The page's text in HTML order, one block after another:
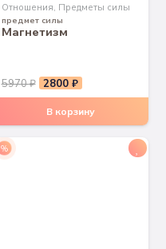
Отношения, Предметы силы
предмет силы
Магнетизм
5970₽ Первоначальная
цена
составляла
5970 ₽.
2800 ₽ Текущая
цена:
2800 ₽.
В корзину
%